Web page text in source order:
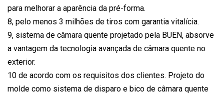
para melhorar a aparência da pré-forma.
8, pelo menos 3 milhões de tiros com garantia vitalícia.
9, sistema de câmara quente projetado pela BUEN, absorve
a vantagem da tecnologia avançada de câmara quente no
exterior.
10 de acordo com os requisitos dos clientes. Projeto do
molde como sistema de disparo e bico de câmara quente